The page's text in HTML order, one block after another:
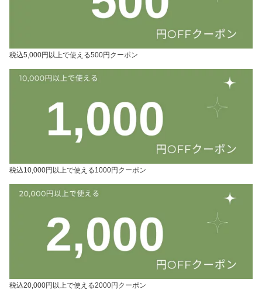
税込5,000円以上で使える500円クーポン
税込10,000円以上で使える1000円クーポン
税込20,000円以上で使える2000円クーポン